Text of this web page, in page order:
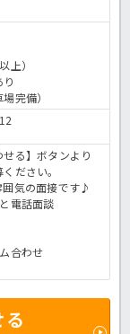
上）
完備）
る】ボタンより
ださい。
囲気の面接です♪
電話面談
合わせ